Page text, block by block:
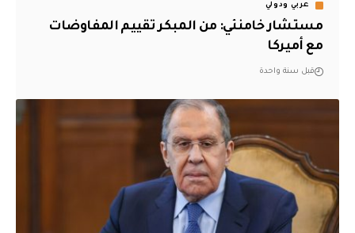
عربي ودولي
مستشار خامنئي: من المبكر تقييم المفاوضات
مع أميركا
قبل سنة واحدة